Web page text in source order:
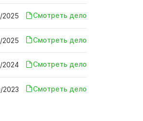
2025 Смотреть дело
2025 Смотреть дело
Смотреть дело
2023 Смотреть дело